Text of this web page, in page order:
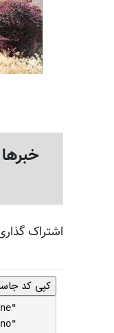
اشتراک
کپی کد